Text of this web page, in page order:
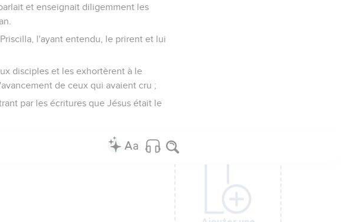
et enseignait diligemment les
l'ayant entendu, le prirent et lui
disciples et les exhortèrent à le
de ceux qui avaient cru ;
par les écritures que Jésus était le